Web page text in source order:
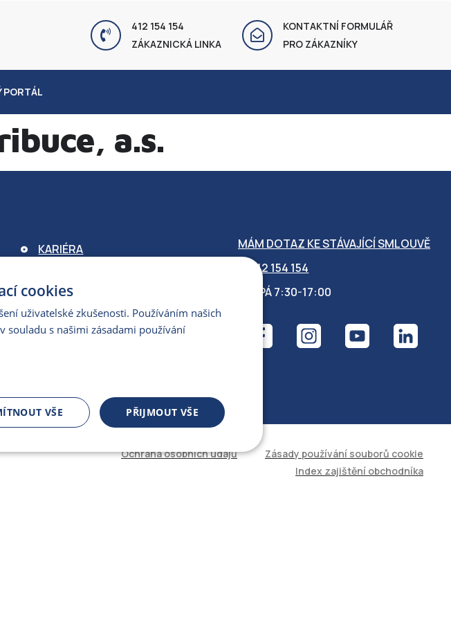
412 154 154
ZÁKAZNICKÁ LINKA
KONTAKTNÍ FORMULÁŘ
PRO ZÁKAZNÍKY
PORTÁL
a.s.
KARIÉRA
ZÁRUKA ELEKTROMOBILITY
PARTNERSKÝ PORTÁL
MÁM DOTAZ KE STÁVAJÍCÍ SMLOUVĚ
412 154 154
PO-PÁ 7:30-17:00
Ochrana osobních údajů
Zásady používání souborů cookie
Index zajištění obchodníka
cookies
uživatelské zkušenosti. Používáním našich
souladu s našimi zásadami používání
PŘIJMOUT VŠE
VŠE
Cílení souborů